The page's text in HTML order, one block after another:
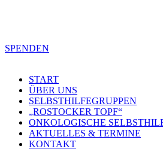
SPENDEN
START
ÜBER UNS
SELBSTHILFEGRUPPEN
„ROSTOCKER TOPF“
ONKOLOGISCHE
AKTUELLES & TERMINE
KONTAKT